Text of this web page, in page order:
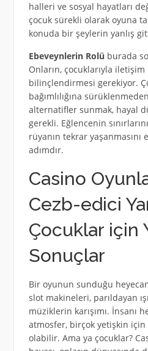
halleri ve sosyal hayatları
çocuk sürekli olarak oyuna
konuda bir şeylerin yanlış
Ebeveynlerin Rolü burada
Onların, çocuklarıyla
bilinçlendirmesi gerekiyor.
bağımlılığına
alternatifler sunmak, hayal
gerekli. Eğlencenin
rüyanın tekrar yaşanmasını
adımdır.
Casino
Cezb-edici
Çocuklar için
Sonuçlar
Bir oyunun sunduğu
slot makineleri, parıldayan
müziklerin karışımı. İnsanı
atmosfer, birçok yetişkin için
olabilir. Ama ya çocuklar?